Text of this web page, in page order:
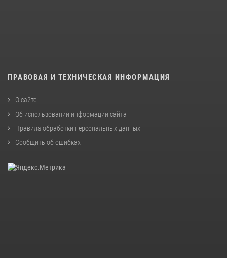
ПРАВОВАЯ И ТЕХНИЧЕСКАЯ ИНФОРМАЦИЯ
О сайте
Об использовании информации сайта
Правила обработки персональных данных
Сообщить об ошибках